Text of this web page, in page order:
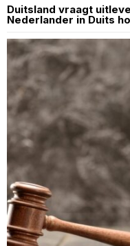
Duitsland vraagt
Nederlander in Duits